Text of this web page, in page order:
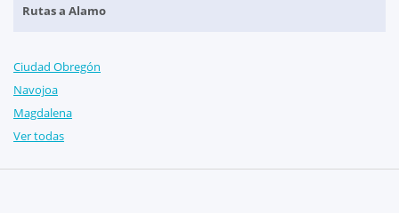
Rutas a Alamo
Ciudad Obregón
Navojoa
Magdalena
Ver todas